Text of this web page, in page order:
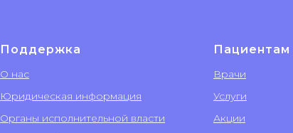
Поддержка
О нас
Юридическая информация
Органы исполнительной власти
Пациентам
Врачи
Услуги
Акции